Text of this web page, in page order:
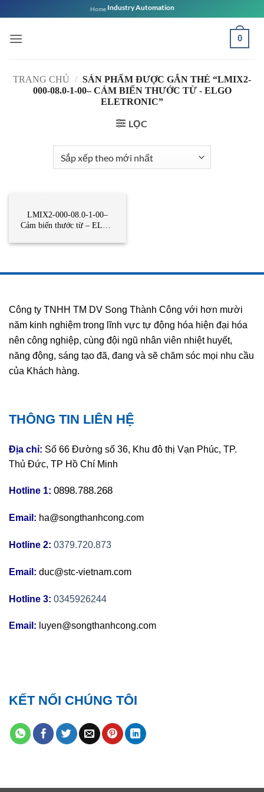
qua
nội
Home Industry Automation
0
TRANG CHỦ / SẢN PHẨM ĐƯỢC GẮN THẺ “LMIX2-
000-08.0-1-00– CẢM BIẾN THƯỚC TỪ - ELGO
ELETRONIC”
LỌC
LMIX2-000-08.0-1-00–
Cảm biến thước từ – ELGO
Công ty TNHH TM DV Song Thành Công với hơn mười
năm kinh nghiệm trong lĩnh vực tự động hóa hiện đại hóa
nên công nghiệp, cùng đội ngũ nhân viên nhiệt huyết,
năng động, sáng tạo đã, đang và sẽ chăm sóc mọi nhu cầu
của Khách hàng.
THÔNG TIN LIÊN HỆ
Địa chỉ: Số 66 Đường số 36, Khu đô thị Vạn Phúc, TP.
Thủ Đức, TP Hồ Chí Minh
Hotline 1: 0898.788.268
Email: ha@songthanhcong.com
Hotline 2: 0379.720.873
Email: duc@stc-vietnam.com
Hotline 3: 0345926244
Email: luyen@songthanhcong.com
KẾT NỐI CHÚNG TÔI